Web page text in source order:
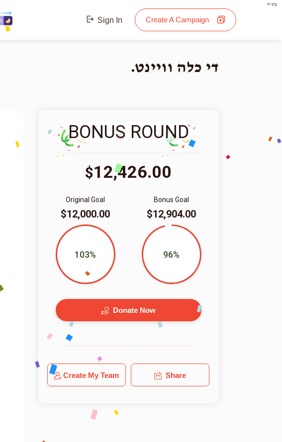
בס"ד
Sign In Create A Campaign
די כלה וויינט.
BONUS ROUND
$12,426.00
Bonus Goal
$12,904.00
96%
Original Goal
$12,000.00
103%
Donate Now
Create My Team Share